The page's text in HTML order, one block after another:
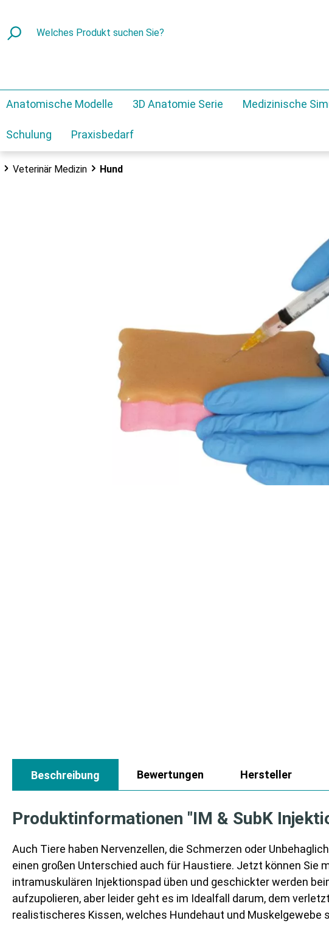
Anatomische Modelle 3D Anatomie Serie Medizinische
Schulung Praxisbedarf
Veterinär Medizin Hund
Beschreibung Bewertungen Hersteller
Produktinformationen "IM & SubK
Auch Tiere haben Nervenzellen, die Schmerzen oder
einen großen Unterschied auch für Haustiere. Jetzt können Sie
intramuskulären Injektionspad üben und geschickter werden
aufzupolieren, aber leider geht es im Idealfall darum, dem
realistischeres Kissen, welches Hundehaut und